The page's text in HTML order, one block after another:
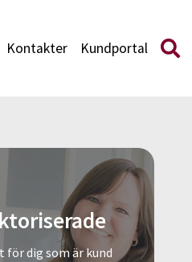
Kontakter Kundportal
för dig som är kund